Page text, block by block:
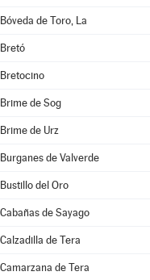
Bóveda de Toro, La
Bretó
Bretocino
Brime de Sog
Brime de Urz
Burganes de Valverde
Bustillo del Oro
Cabañas de Sayago
Calzadilla de Tera
Camarzana de Tera